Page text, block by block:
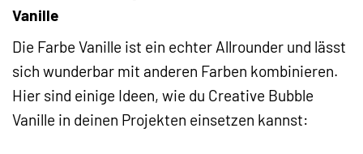
Vanille
Die Farbe Vanille ist ein echter Allrounder und lässt
sich wunderbar mit anderen Farben kombinieren.
Hier sind einige Ideen, wie du Creative Bubble
Vanille in deinen Projekten einsetzen kannst: